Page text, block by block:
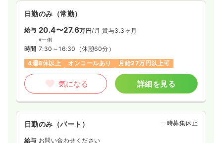
日勤のみ（常勤）
給与 20.4〜27.6万円/月 賞与3.3ヶ月
※一例
時間 7:30～16:30 （休憩60分）
4週8休以上
オンコールあり 月給27万円以上可
気になる 詳細を見る
日勤のみ（パート） 一時募集休止
給与 お問い合わせください